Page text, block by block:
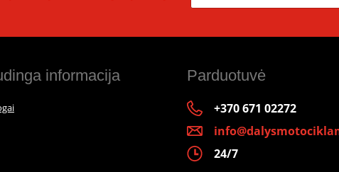
informacija Parduotuvė
+370 671 02272
24/7